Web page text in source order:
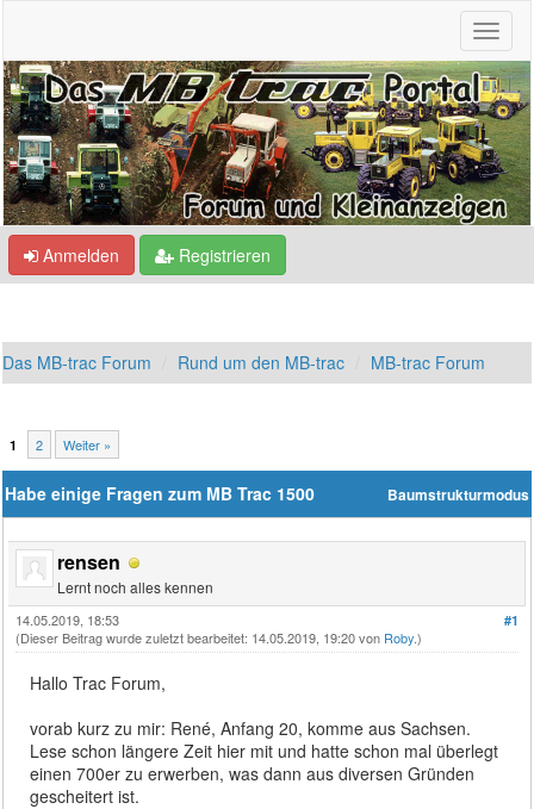
Anmelden Registrieren
Das MB-trac Forum Rund um den MB-trac MB-trac Forum
1 2 Weiter »
Baumstrukturmodus
Habe einige Fragen zum MB Trac 1500
rensen
Lernt noch alles kennen
#1
14.05.2019, 18:53
(Dieser Beitrag wurde zuletzt bearbeitet: 14.05.2019, 19:20 von Roby.)
Hallo Trac Forum,
vorab kurz zu mir: René, Anfang 20, komme aus Sachsen.
Lese schon längere Zeit hier mit und hatte schon mal überlegt
einen 700er zu erwerben, was dann aus diversen Gründen
gescheitert ist.